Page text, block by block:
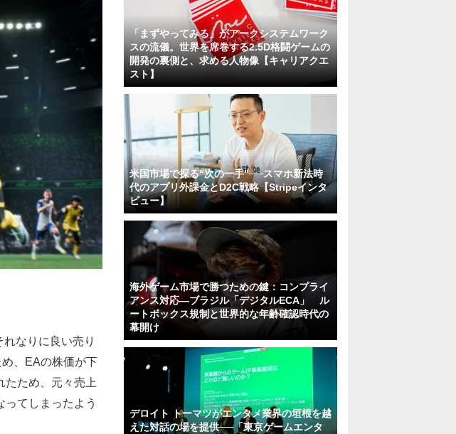
なりに良い売り
、EAの株価が下
たため、元々売上
てしまったよう
「まずやってみる」がアークシステムワーク
スの流儀。世界を席巻する2.5D格闘ゲームの
開発の裏側と、求める人物像【キャリアクエ
スト】
米国市場で探る“次の一手”──スマホ新法時
代のアプリ外課金とD2C戦略【Stripeインタ
ビュー】
海外ゲーム市場で勝つための鍵：コンプライ
アンス対応—ブラジル「デジタルECA」 ル
ートボックス規制と世界的な年齢確認時代の
幕開け
デロイト トーマツがエンタメ業界の垣根を越
えた対話の場を提供──「東京ゲームエンタ